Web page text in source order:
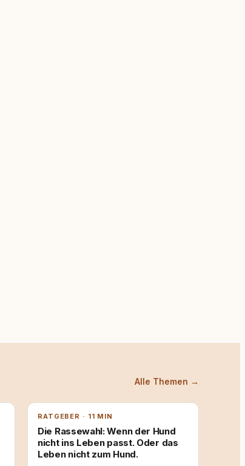
Alle Themen →
RATGEBER · 11 MIN
Die Rassewahl: Wenn der Hund
nicht ins Leben passt. Oder das
Leben nicht zum Hund.